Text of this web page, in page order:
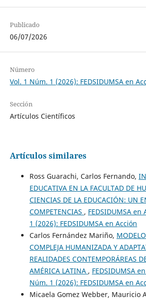
Publicado
06/07/2026
Número
Vol. 1 Núm. 1 (2026): FEDSIDUMSA en
Sección
Artículos Científicos
Artículos similares
Ross Guarachi, Carlos Fernando,
EDUCATIVA EN LA FACULTAD DE
CIENCIAS DE LA EDUCACIÓN: UN
COMPETENCIAS , FEDSIDUMSA
1 (2026): FEDSIDUMSA en Acción
Carlos Fernández Mariño,
COMPLEJA HUMANIZADA Y
REALIDADES CONTEMPORÁREAS
AMÉRICA LATINA , FEDSIDUMSA
Núm. 1 (2026): FEDSIDUMSA en
Micaela Gomez Webber, Mauricio